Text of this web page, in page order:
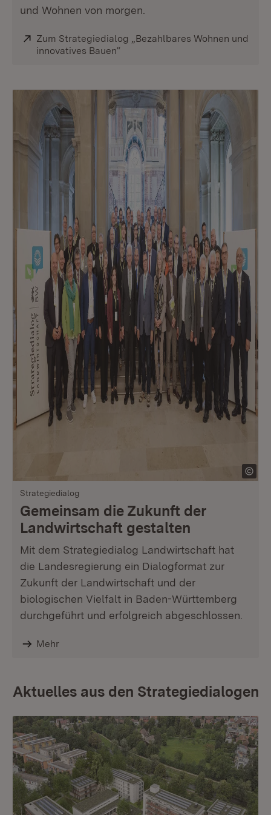
und Wohnen von morgen.
Extern:
Zum Strategiedialog „Bezahlbares Wohnen und
innovatives Bauen“(Öffnet in neuem Fenster)
Strategiedialog
Gemeinsam die Zukunft der
Landwirtschaft gestalten
Mit dem Strategiedialog Landwirtschaft hat
die Landesregierung ein Dialogformat zur
Zukunft der Landwirtschaft und der
biologischen Vielfalt in Baden-Württemberg
durchgeführt und erfolgreich abgeschlossen.
Mehr
Aktuelles aus den Strategiedialogen